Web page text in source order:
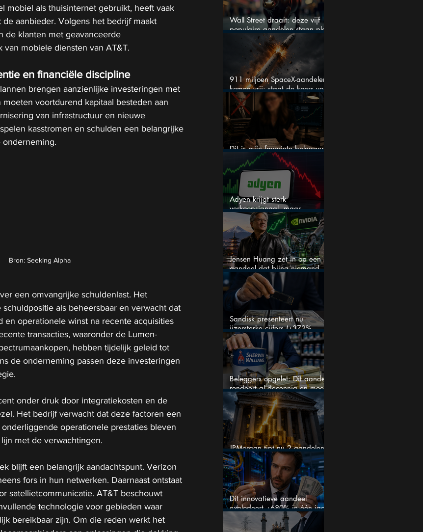
mobiel als thuisinternet gebruikt, heeft vaak
aanbieder. Volgens het bedrijf maakt
de klanten met geavanceerde
mobiele diensten van AT&T.
en financiële discipline
brengen aanzienlijke investeringen met
voortdurend kapitaal besteden aan
van infrastructuur en nieuwe
kasstromen en schulden een belangrijke
Bron: Seeking Alpha
een omvangrijke schuldenlast. Het
als beheersbaar en verwacht dat
en operationele winst na recente acquisities
transacties, waaronder de Lumen-
hebben tijdelijk geleid tot
de onderneming passen deze investeringen
onder druk door integratiekosten en de
Het bedrijf verwacht dat deze factoren een
operationele prestaties bleven
met de verwachtingen.
blijft een belangrijk aandachtspunt. Verizon
fors in hun netwerken. Daarnaast ontstaat
satellietcommunicatie. AT&T beschouwt
technologie voor gebieden waar
bereikbaar zijn. Om die reden werkt het
Wall Street draait: deze vijf
populaire aandelen staan plots
onder spanning
911 miljoen SpaceX-aandelen
komen vrij: staat de koers voor
een nieuwe crash?
Dit is mijn favoriete belegger…
en het is niet Warren Buffett
Adyen krijgt sterk
verkoopsignaal, maar
analisten zien juist een
koopkans
Jensen Huang zet in op een
aandeel dat bijna niemand
Sandisk presenteert nu
ijzersterke cijfers (+372%
omzetgroei), toch zakt het
aandeel weg
Beleggers opgelet: Dit aandeel
rendeert al decennia en moet
op je watchlist staan!
JPMorgan tipt nu 2 aandelen
voor augustus
Dit innovatieve aandeel
explodeert +680% in één jaar
en blijft maar stijgen